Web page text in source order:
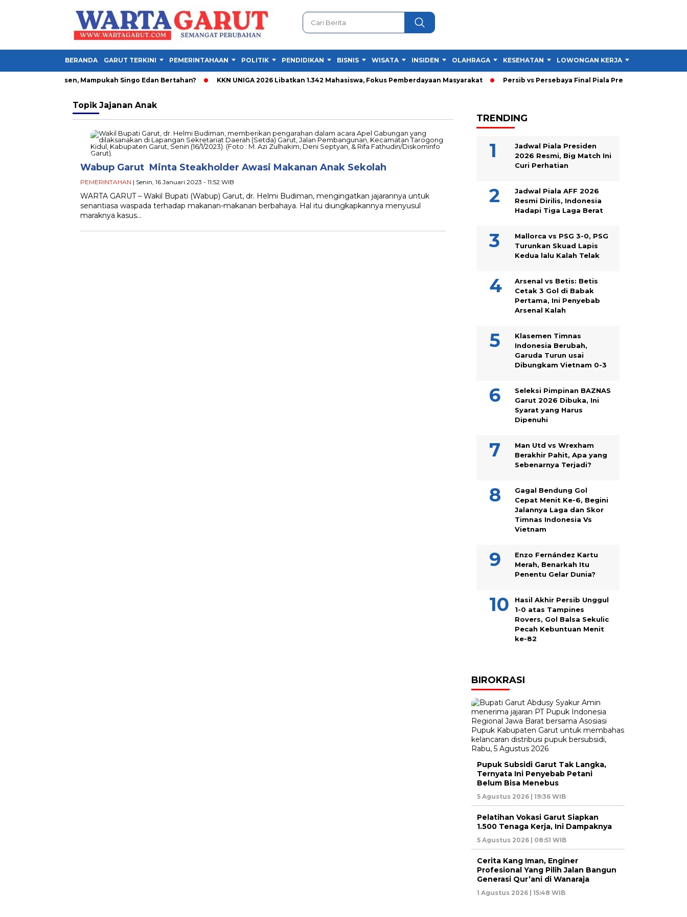
BERANDA GARUT TERKINI PEMERINTAHAAN POLITIK PENDIDIKAN BISNIS WISATA INSIDEN OLAHRAGA KESEHATAN LOWONGAN KERJA
Henrique Absen, Mampukah Singo Edan Bertahan? KKN UNIGA 2026 Libatkan 1.342 Mahasiswa, Fokus Pemberdayaan Masyarakat Persib vs Persebaya Final Piala Presiden 2026: Persib
Topik Jajanan Anak
Wabup Garut Minta Steakholder Awasi Makanan Anak Sekolah
PEMERINTAHAN | Senin, 16 Januari 2023 - 11:52 WIB
WARTA GARUT – Wakil Bupati (Wabup) Garut, dr. Helmi Budiman, mengingatkan jajarannya untuk
senantiasa waspada terhadap makanan-makanan berbahaya. Hal itu diungkapkannya menyusul
maraknya kasus…
TRENDING
Jadwal Piala Presiden
2026 Resmi, Big Match Ini
Curi Perhatian
Jadwal Piala AFF 2026
Resmi Dirilis, Indonesia
Hadapi Tiga Laga Berat
Mallorca vs PSG 3-0, PSG
Turunkan Skuad Lapis
Kedua lalu Kalah Telak
Arsenal vs Betis: Betis
Cetak 3 Gol di Babak
Pertama, Ini Penyebab
Arsenal Kalah
Klasemen Timnas
Indonesia Berubah,
Garuda Turun usai
Dibungkam Vietnam 0-3
Seleksi Pimpinan BAZNAS
Garut 2026 Dibuka, Ini
Syarat yang Harus
Dipenuhi
Man Utd vs Wrexham
Berakhir Pahit, Apa yang
Sebenarnya Terjadi?
Gagal Bendung Gol
Cepat Menit Ke-6, Begini
Jalannya Laga dan Skor
Timnas Indonesia Vs
Vietnam
Enzo Fernández Kartu
Merah, Benarkah Itu
Penentu Gelar Dunia?
Hasil Akhir Persib Unggul
1-0 atas Tampines
Rovers, Gol Balsa Sekulic
Pecah Kebuntuan Menit
ke-82
BIROKRASI
Pupuk Subsidi Garut Tak Langka,
Ternyata Ini Penyebab Petani
Belum Bisa Menebus
5 Agustus 2026 | 19:36 WIB
Pelatihan Vokasi Garut Siapkan
1.500 Tenaga Kerja, Ini Dampaknya
5 Agustus 2026 | 08:51 WIB
Cerita Kang Iman, Enginer
Profesional Yang Pilih Jalan Bangun
Generasi Qur’ani di Wanaraja
1 Agustus 2026 | 15:48 WIB